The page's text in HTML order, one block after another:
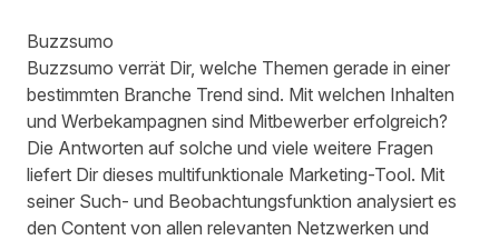
Buzzsumo
Buzzsumo verrät Dir, welche Themen gerade in einer
bestimmten Branche Trend sind. Mit welchen Inhalten
und Werbekampagnen sind Mitbewerber erfolgreich?
Die Antworten auf solche und viele weitere Fragen
liefert Dir dieses multifunktionale Marketing-Tool. Mit
seiner Such- und Beobachtungsfunktion analysiert es
den Content von allen relevanten Netzwerken und